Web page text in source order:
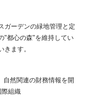
ガーデンの緑地管理と定
"都心の森"を維持してい
ます。
然関連の財務情報を開
組織